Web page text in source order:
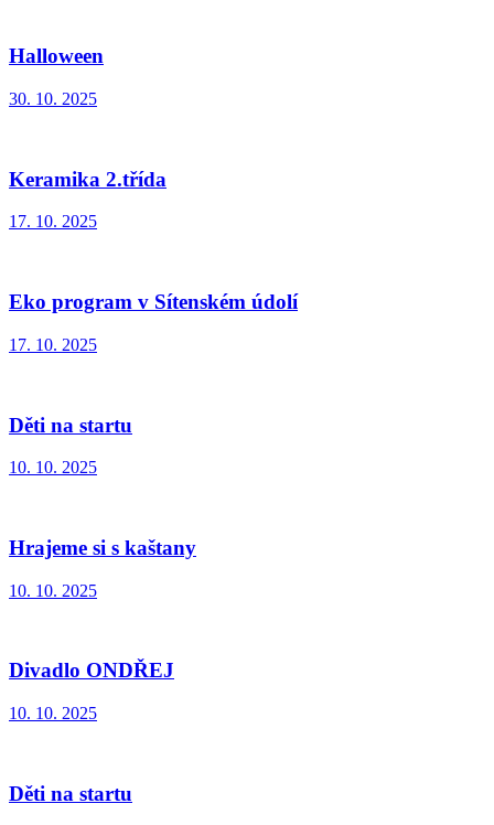
Halloween
30. 10. 2025
Keramika 2.třída
17. 10. 2025
Eko program v Sítenském údolí
17. 10. 2025
Děti na startu
10. 10. 2025
Hrajeme si s kaštany
10. 10. 2025
Divadlo ONDŘEJ
10. 10. 2025
Děti na startu